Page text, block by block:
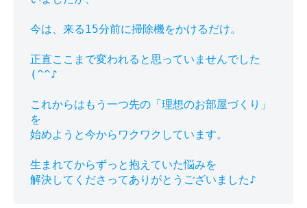
今は、来る15分前に掃除機をかけるだけ。
正直ここまで変われると思っていませんでした
(^^♪
これからはもう一つ先の「理想のお部屋づくり」
を
始めようと今からワクワクしています。
生まれてからずっと抱えていた悩みを